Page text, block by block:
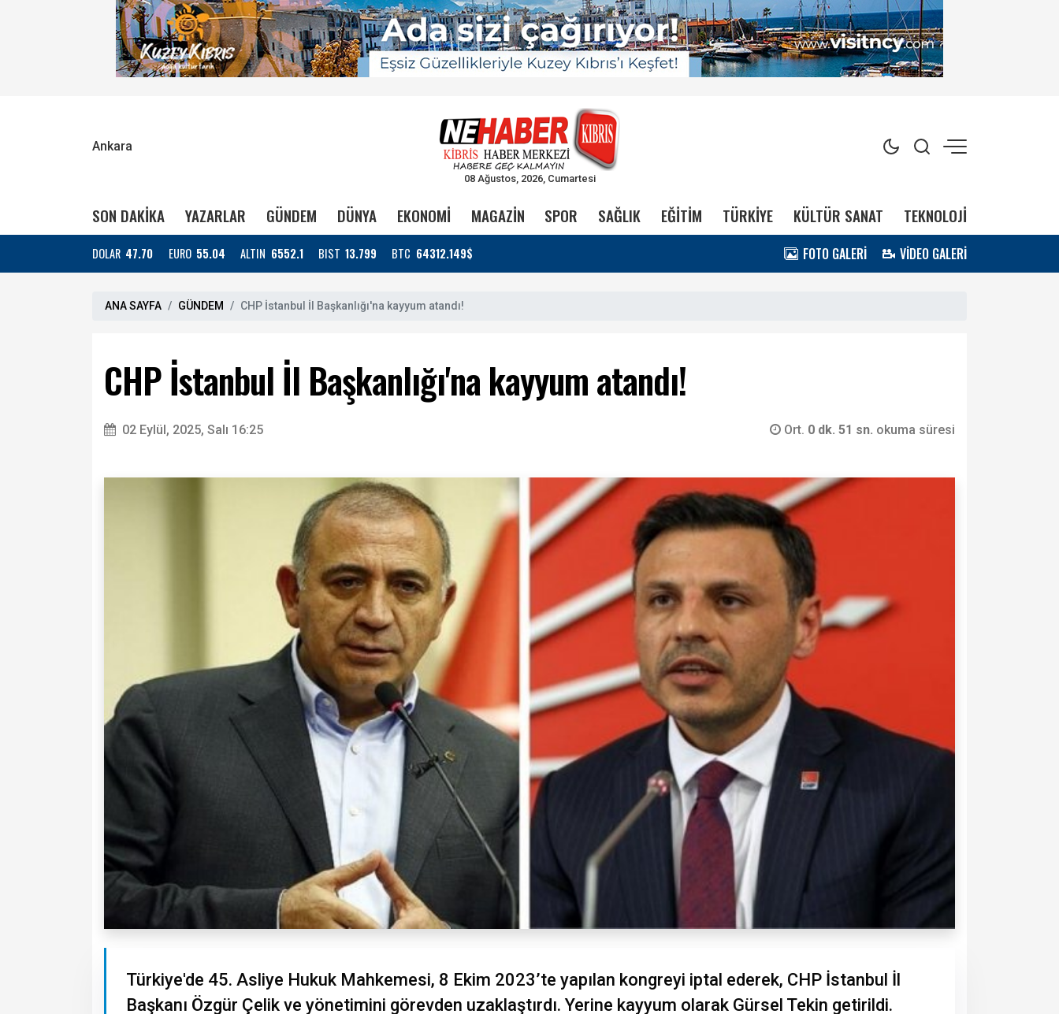
Ankara
08 Ağustos, 2026, Cumartesi
SON DAKİKA YAZARLAR GÜNDEM DÜNYA EKONOMİ MAGAZİN SPOR SAĞLIK EĞİTİM TÜRKİYE KÜLTÜR SANAT TEKNOLOJİ
DOLAR 47.70 EURO 55.04 ALTIN 6552.1 BIST 13.799 BTC 64312.149$ FOTO GALERİ VİDEO GALERİ
ANA SAYFA GÜNDEM CHP İstanbul İl Başkanlığı'na kayyum atandı!
CHP İstanbul İl Başkanlığı'na kayyum atandı!
02 Eylül, 2025, Salı 16:25 Ort. 0 dk. 51 sn. okuma süresi
Türkiye'de 45. Asliye Hukuk Mahkemesi, 8 Ekim 2023’te yapılan kongreyi iptal ederek, CHP İstanbul İl
Başkanı Özgür Çelik ve yönetimini görevden uzaklaştırdı. Yerine kayyum olarak Gürsel Tekin getirildi.